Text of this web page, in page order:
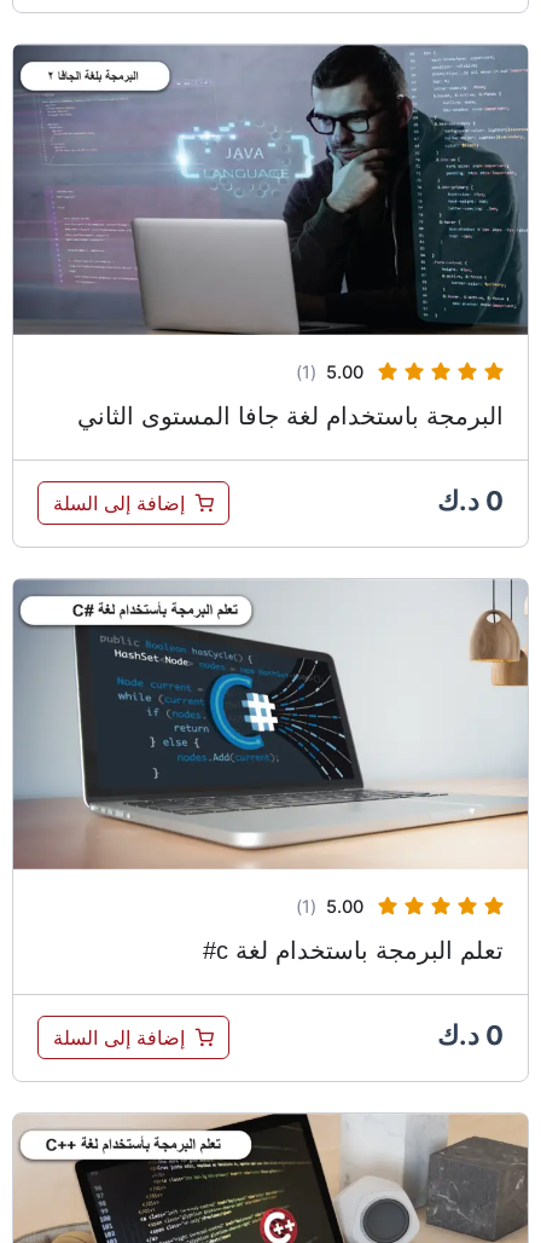
5.00
(1)
البرمجة باستخدام لغة جافا المستوى الثاني
0 د.ك إضافة إلى السلة
5.00
(1)
تعلم البرمجة باستخدام لغة c#
0 د.ك إضافة إلى السلة